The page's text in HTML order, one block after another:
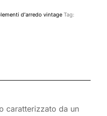
d'arredo vintage Tag:
caratterizzato da un